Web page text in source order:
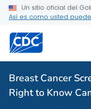
Un sitio oficial del
Así es como usted
Breast Cancer
Right to Know
Acerca de la campaña
Cuatro mujeres cuentan
VER TODO
Breast Cancer
Know Campaign